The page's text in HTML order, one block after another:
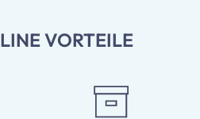
VORTEILE